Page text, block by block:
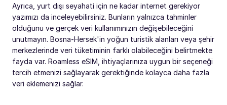
Ayrıca, yurt dışı seyahati için ne kadar internet gerekiyor
yazımızı da inceleyebilirsiniz. Bunların yalnızca tahminler
olduğunu ve gerçek veri kullanımınızın değişebileceğini
unutmayın. Bosna-Hersek'in yoğun turistik alanları veya şehir
merkezlerinde veri tüketiminin farklı olabileceğini belirtmekte
fayda var. Roamless eSIM, ihtiyaçlarınıza uygun bir seçeneği
tercih etmenizi sağlayarak gerektiğinde kolayca daha fazla
veri eklemenizi sağlar.